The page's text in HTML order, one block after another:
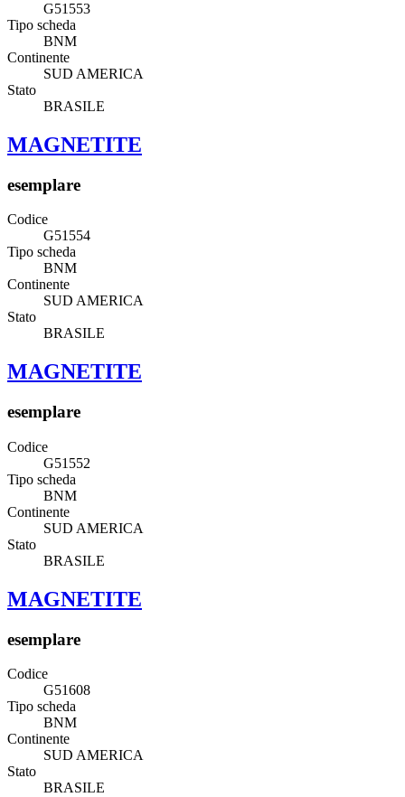
G51553
Tipo scheda
BNM
Continente
SUD AMERICA
Stato
BRASILE
MAGNETITE
esemplare
Codice
G51554
Tipo scheda
BNM
Continente
SUD AMERICA
Stato
BRASILE
MAGNETITE
esemplare
Codice
G51552
Tipo scheda
BNM
Continente
SUD AMERICA
Stato
BRASILE
MAGNETITE
esemplare
Codice
G51608
Tipo scheda
BNM
Continente
SUD AMERICA
Stato
BRASILE